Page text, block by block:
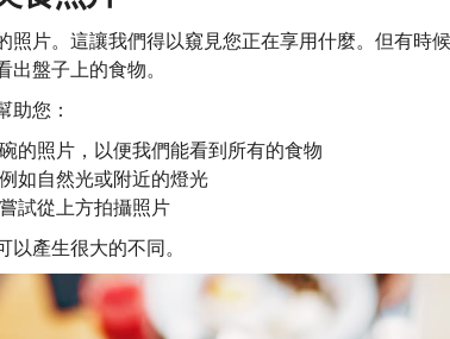
照片。這讓我們得以窺見您正在享用什麼。但有時
盤子上的食物。
助您：
的照片，以便我們能看到所有的食物
如自然光或附近的燈光
試從上方拍攝照片
產生很大的不同。